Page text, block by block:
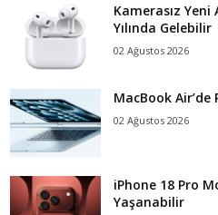
Kamerasız Yeni
Yılında Gelebilir
02 Ağustos 2026
MacBook Air’de
02 Ağustos 2026
iPhone 18 Pro
Yaşanabilir